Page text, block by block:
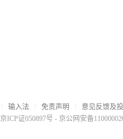
输入法 免责声明
意见反馈及
京ICP证050897号 - 京公网安备